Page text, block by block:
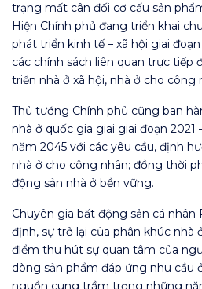
trạng mất cân đối cơ cấu sản
Hiện Chính phủ đang triển khai
phát triển kinh tế – xã hội giai
các chính sách liên quan trực tiếp
triển nhà ở xã hội, nhà ở cho công
Thủ tướng Chính phủ cũng ban
nhà ở quốc gia giai giai đoạn 2021
năm 2045 với các yêu cầu, định
nhà ở cho công nhân; đồng thời
động sản nhà ở bền vững.
Chuyên gia bất động sản cá nhân
định, sự trở lại của phân khúc nhà
điểm thu hút sự quan tâm của
dòng sản phẩm đáp ứng nhu cầu